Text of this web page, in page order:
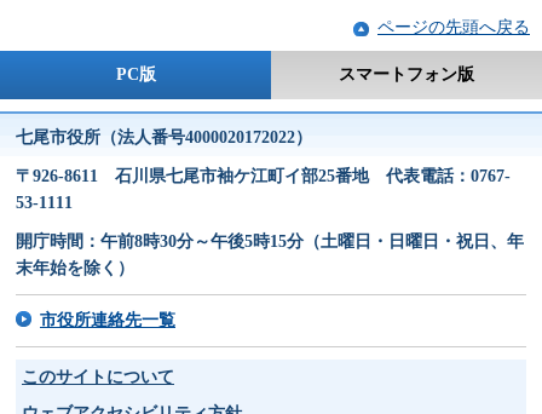
ページの先頭へ戻る
PC版 スマートフォン版
七尾市役所（法人番号4000020172022）
〒926-8611 石川県七尾市袖ケ江町イ部25番地 代表電話：0767-
53-1111
開庁時間：午前8時30分～午後5時15分（土曜日・日曜日・祝日、年
末年始を除く）
市役所連絡先一覧
このサイトについて